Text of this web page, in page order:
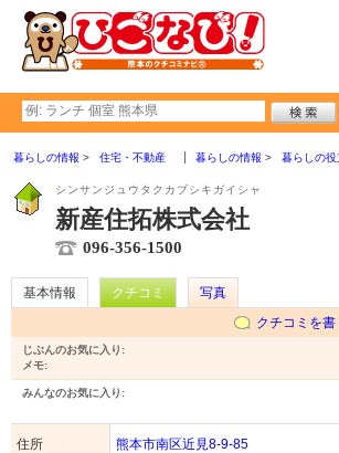
暮らしの情報 住宅・不動産 暮らしの情報 暮らしの役
シンサンジュウタクカブシキガイシャ
新産住拓株式会社
096-356-1500
基本情報 クチコミ
写真
クチコミを書
じぶんのお気に入り:
メモ:
みんなのお気に入り:
住所 熊本市南区近見8-9-85